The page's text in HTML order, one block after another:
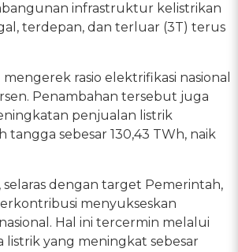
infrastruktur kelistrikan
terdepan, dan terluar (3T) terus
rasio elektrifikasi nasional
Penambahan tersebut juga
penjualan listrik
tangga sebesar 130,43 TWh, naik
selaras dengan target Pemerintah,
menyukseskan
Hal ini tercermin melalui
listrik yang meningkat sebesar